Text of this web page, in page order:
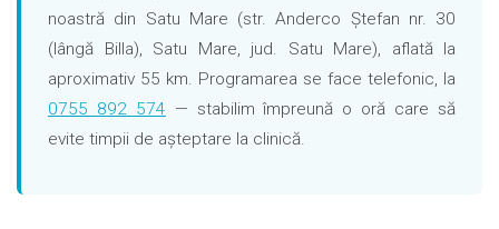
noastră din Satu Mare (str. Anderco Ștefan nr. 30
(lângă Billa), Satu Mare, jud. Satu Mare), aflată la
aproximativ 55 km. Programarea se face telefonic, la
0755 892 574 — stabilim împreună o oră care să
evite timpii de așteptare la clinică.